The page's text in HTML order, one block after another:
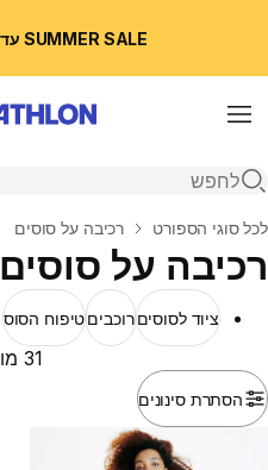
SUMMER SALE עד 50% הנחה 🛍️
Menu
פתיחת חיפוש
בית
לכל סוגי הספורט רכיבה על סוסים
רכיבה על סוסים
ציוד לסוסים רוכביםטיפוח הסוס
הסתרת סינונים
31 מוצרים